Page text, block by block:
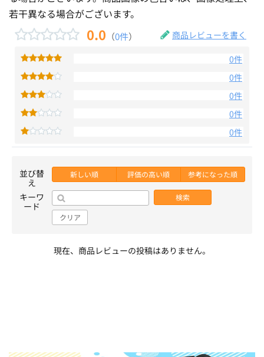
若干異なる場合がございます。
0.0 （0件） 商品レビューを書く
0件
0件
0件
0件
0件
並び替
え
新しい順 評価の高い順 参考になった順
キーワ
ード
検索
クリア
現在、商品レビューの投稿はありません。